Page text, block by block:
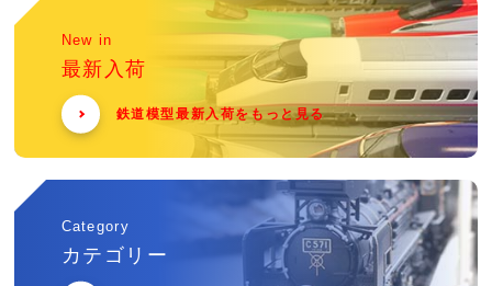
New in
最新入荷
鉄道模型最新入荷をもっと見る
Category
カテゴリー